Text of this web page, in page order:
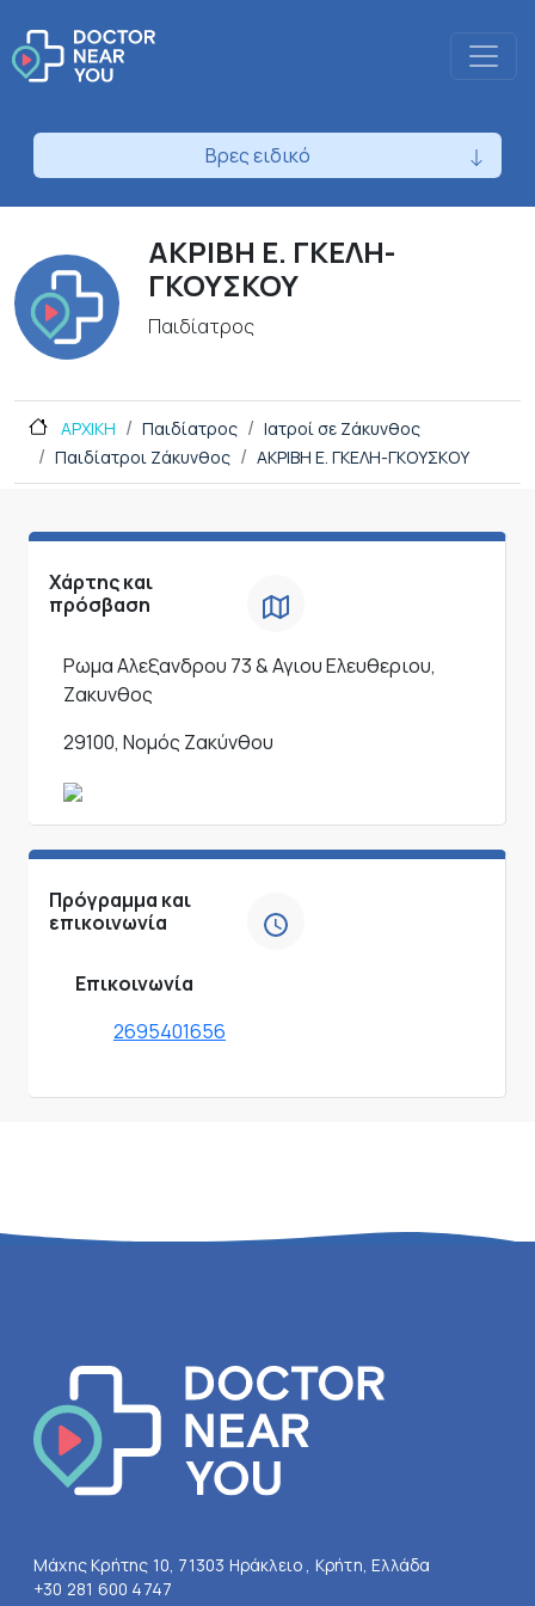
Βρες ειδικό
ΑΚΡΙΒΗ Ε. ΓΚΕΛΗ-
ΓΚΟΥΣΚΟΥ
Παιδίατρος
ΑΡΧΙΚΗ Παιδίατρος
Ιατροί σε Ζάκυνθος
Παιδίατροι Ζάκυνθος
ΑΚΡΙΒΗ Ε. ΓΚΕΛΗ-ΓΚΟΥΣΚΟΥ
Χάρτης και
πρόσβαση
Ρωμα Αλεξανδρου 73 & Αγιου Ελευθεριου,
Ζακυνθος
29100, Νομός Ζακύνθου
Πρόγραμμα και
επικοινωνία
Επικοινωνία
2695401656
Μάχης Κρήτης 10, 71303 Ηράκλειο , Κρήτη, Ελλάδα
+30 281 600 4747